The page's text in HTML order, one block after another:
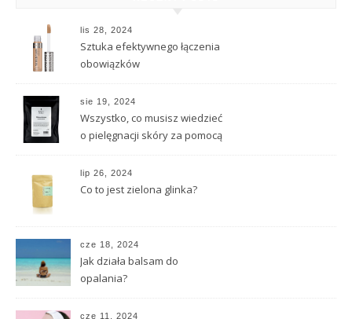
lis 28, 2024
Sztuka efektywnego łączenia
obowiązków
sie 19, 2024
Wszystko, co musisz wiedzieć
o pielęgnacji skóry za pomocą
lip 26, 2024
Co to jest zielona glinka?
cze 18, 2024
Jak działa balsam do
opalania?
cze 11, 2024